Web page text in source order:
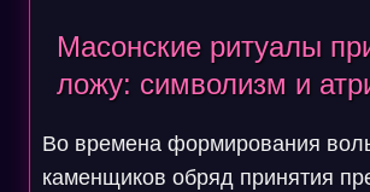
Масонские ритуалы
ложу: символизм и
Во времена формирования
каменщиков обряд принятия